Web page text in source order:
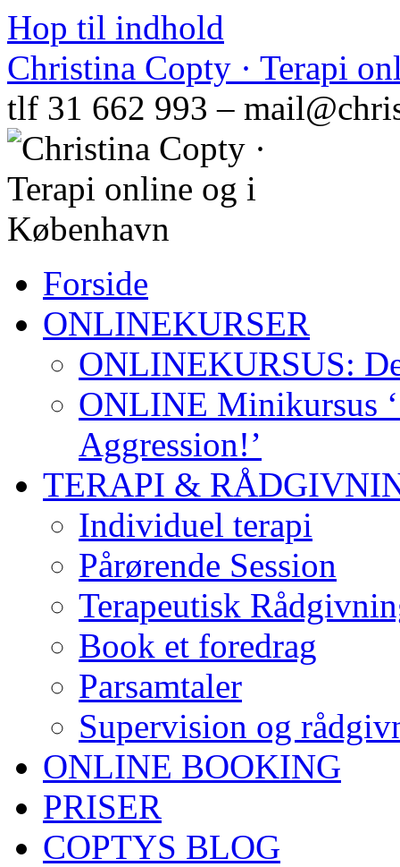
Hop til indhold
Christina Copty · Terapi
tlf 31 662 993 –
Forside
ONLINEKURSER
ONLINEKURSUS:
ONLINE Minikursus
Aggression!’
TERAPI &
Individuel terapi
Pårørende Session
Terapeutisk
Book et foredrag
Parsamtaler
Supervision og
ONLINE BOOKING
PRISER
COPTYS BLOG